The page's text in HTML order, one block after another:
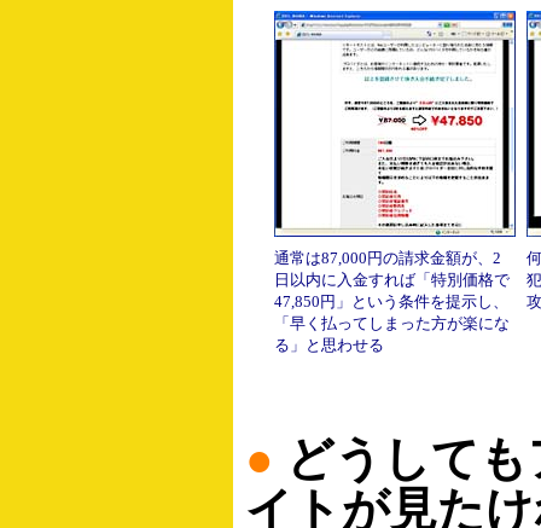
通常は87,000円の請求金額が、2
日以内に入金すれば「特別価格で
47,850円」という条件を提示し、
「早く払ってしまった方が楽にな
る」と思わせる
● どうして
イトが見た